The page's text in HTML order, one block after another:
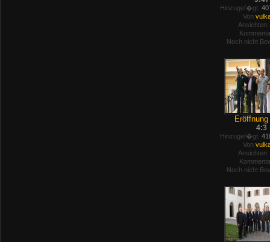
Hinzugef�gt:
Von
Ansichten:
Noch nicht
4:3
Hinzugef�gt:
Von
Ansichten:
Noch nicht